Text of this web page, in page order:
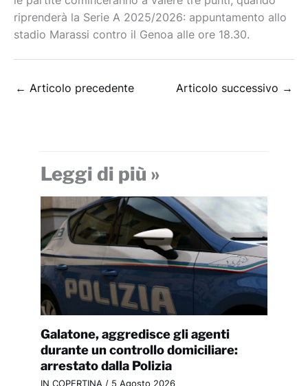
riprenderà la Serie A 2025/2026: appuntamento allo
stadio Marassi contro il Genoa alle ore 18.30.
← Articolo precedente Articolo successivo →
Leggi di più »
Galatone, aggredisce gli agenti
durante un controllo domiciliare:
arrestato dalla Polizia
IN COPERTINA / 5 Agosto 2026